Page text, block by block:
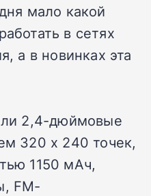
мало какой
в сетях
а в новинках эта
2,4-дюймовые
320 х 240 точек,
1150 мАч,
FM-